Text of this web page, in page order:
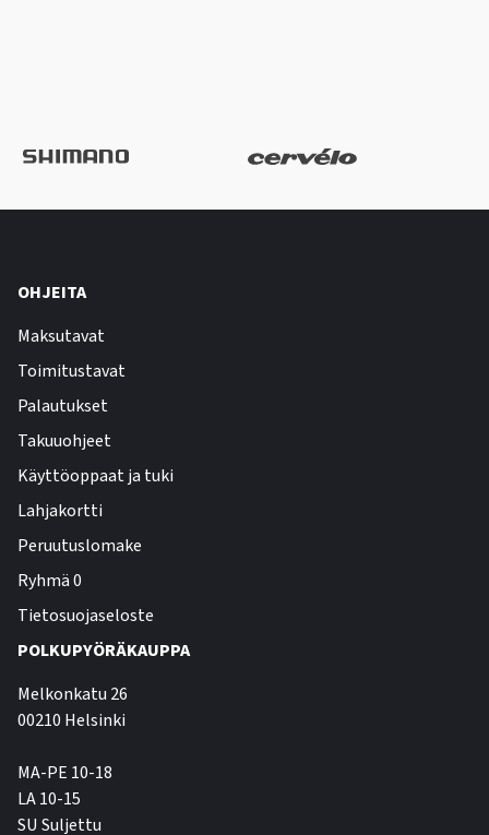
OHJEITA
Maksutavat
Toimitustavat
Palautukset
Takuuohjeet
Käyttöoppaat ja tuki
Lahjakortti
Peruutuslomake
Ryhmä 0
Tietosuojaseloste
POLKUPYÖRÄKAUPPA
Melkonkatu 26
00210 Helsinki
MA-PE 10-18
LA 10-15
SU Suljettu